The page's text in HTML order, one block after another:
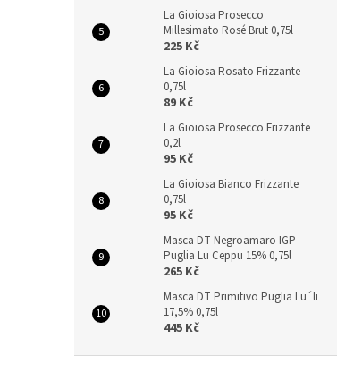
La Gioiosa Prosecco
Millesimato Rosé Brut 0,75l
225 Kč
La Gioiosa Rosato Frizzante
0,75l
89 Kč
La Gioiosa Prosecco Frizzante
0,2l
95 Kč
La Gioiosa Bianco Frizzante
0,75l
95 Kč
Masca DT Negroamaro IGP
Puglia Lu Ceppu 15% 0,75l
265 Kč
Masca DT Primitivo Puglia Lu´li
17,5% 0,75l
445 Kč